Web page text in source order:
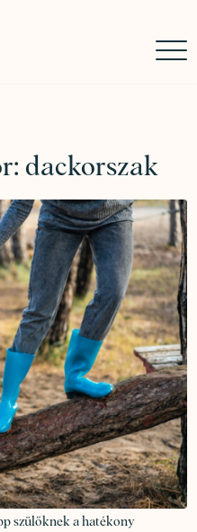
dackorszak
szülőknek a hatékony